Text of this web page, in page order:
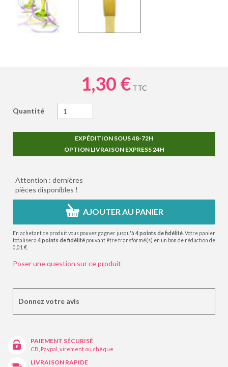
1,30 € TTC
Quantité
EXPÉDITION SOUS 48-72H
OPTION LIVRAISON EXPRESS 24H
Attention : dernières
pièces disponibles !
AJOUTER AU PANIER
En achetant ce produit vous pouvez gagner jusqu'à 4points de fidélité . Votre panier
totalisera 4points de fidélité pouvant être transformé(s) en un bon de réduction de
0,01 €
Poser une question sur ce produit
Donnez votre avis
PAIEMENT SÉCURISÉ
CB, Paypal, virement ou chèque
LIVRAISON RAPIDE